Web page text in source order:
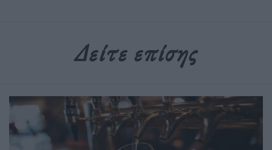
Δείτε επίσης